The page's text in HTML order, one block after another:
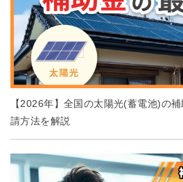
【2026年】全国の太陽光(蓄電池)の
請方法を解説